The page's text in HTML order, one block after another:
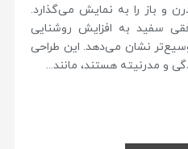
و باز را به نمایش می‌گذارد.
سفید به افزایش روشنایی
نشان می‌دهد. این طراحی
و مدرنیته هستند، مانند...